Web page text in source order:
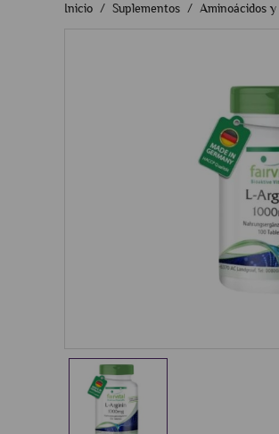
Inicio Suplementos Aminoácidos